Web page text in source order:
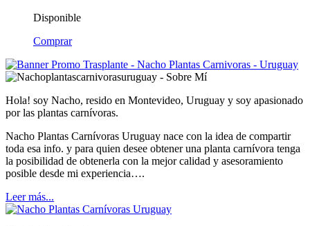
Disponible
Comprar
Hola! soy Nacho, resido en Montevideo, Uruguay y soy apasionado
por las plantas carnívoras.
Nacho Plantas Carnívoras Uruguay nace con la idea de compartir
toda esa info. y para quien desee obtener una planta carnívora tenga
la posibilidad de obtenerla con la mejor calidad y asesoramiento
posible desde mi experiencia….
Leer más...